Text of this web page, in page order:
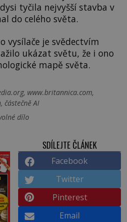
tyčila nejvyšší stavba v
do celého světa.
vysílače je svědectvím
ukázat světu, že i ono
mapě světa.
www.britannica.com,
částečně AI
dílo
SDÍLEJTE ČLÁNEK
Facebook
Twitter
Pinterest
Email